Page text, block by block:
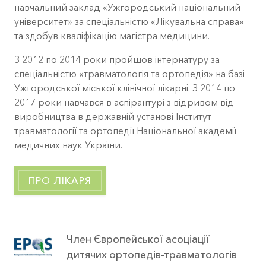
навчальний заклад «Ужгородський національний
університет» за спеціальністю «Лікувальна справа»
та здобув кваліфікацію магістра медицини.
З 2012 по 2014 роки пройшов iнтернатуру за
спецiальністю «травматологiя та ортопедiя» на базi
Ужгородської мiської клінічної лiкарнi. З 2014 по
2017 роки навчався в аспірантурі з відривом від
виробництва в державній установі Інститут
травматології та ортопедії Національної академії
медичних наук України.
ПРО ЛІКАРЯ
Член Європейської асоціації
дитячих ортопедів-травматологів